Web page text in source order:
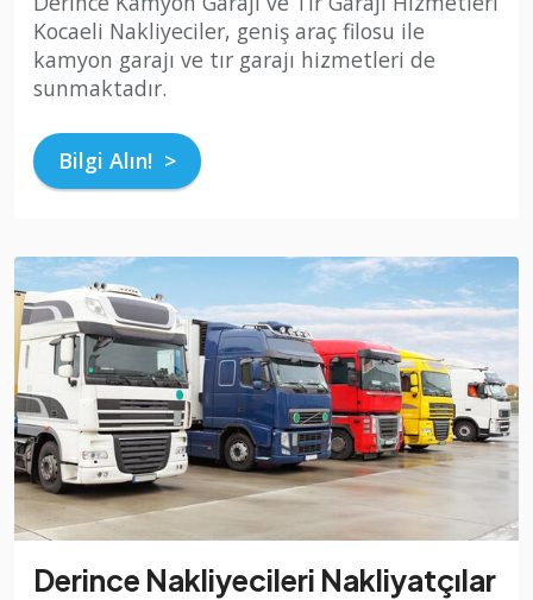
Kocaeli Nakliyeciler, geniş araç filosu ile
kamyon garajı ve tır garajı hizmetleri de
sunmaktadır.
Bilgi Alın! >
Derince Nakliyecileri Nakliyatçılar